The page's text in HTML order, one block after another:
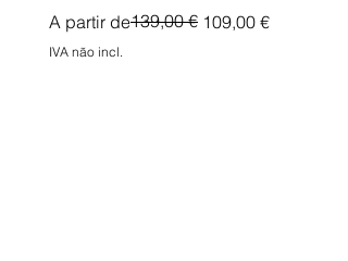
A partir de
Preço normal139,00 € 109,00 €
Preço promocional
IVA não incl.